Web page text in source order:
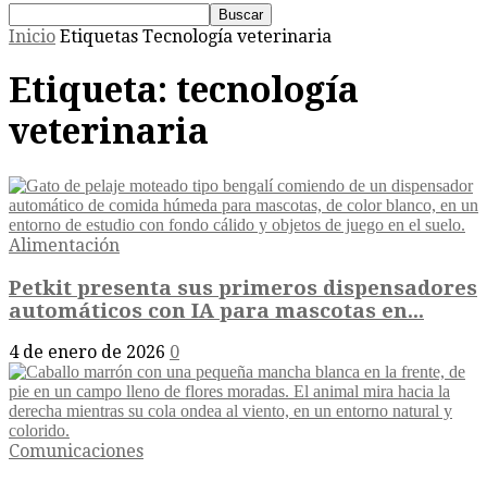
Inicio Etiquetas Tecnología veterinaria
Etiqueta: tecnología
veterinaria
Alimentación
Petkit presenta sus primeros dispensadores
automáticos con IA para mascotas en...
4 de enero de 2026 0
Comunicaciones